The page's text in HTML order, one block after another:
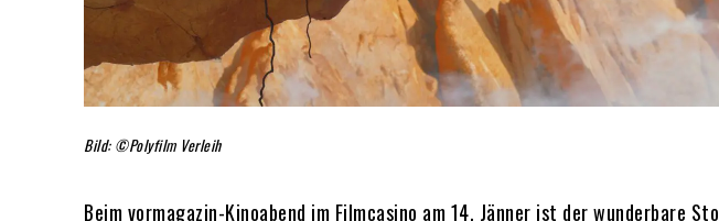
Bild: ©Polyfilm Verleih
Beim vormagazin-Kinoabend im Filmcasino am 14. Jänner ist der wunderbare